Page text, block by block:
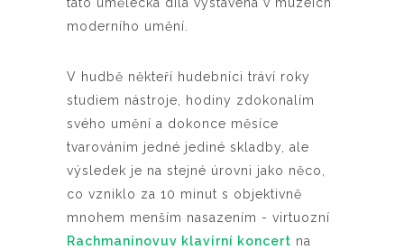
moderního umění.
V hudbě někteří hudebníci tráví roky
studiem nástroje, hodiny zdokonalím
svého umění a dokonce měsíce
tvarováním jedné jediné skladby, ale
výsledek je na stejné úrovni jako něco,
co vzniklo za 10 minut s objektivně
mnohem menším nasazením - virtuozní
Rachmaninovuv klavirní koncert na